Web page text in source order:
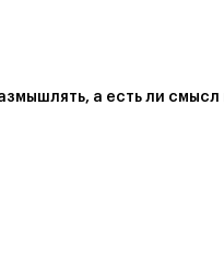
а есть ли смысл